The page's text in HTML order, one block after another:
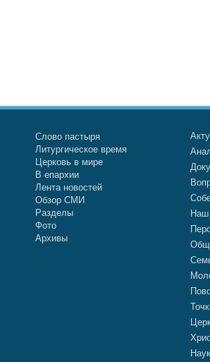
Слово пастыря
Литургическое время
Церковь в мире
В епархии
Лента новостей
Обзор СМИ
Разделы
Фото
Архивы
Наш